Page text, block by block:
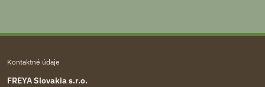
Kontaktné údaje
FREYA Slovakia s.r.o.